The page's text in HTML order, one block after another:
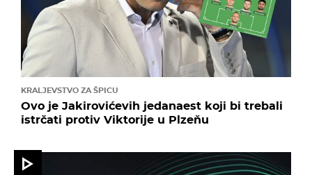
KRALJEVSTVO ZA ŠPICU
Ovo je Jakirovićevih jedanaest koji bi trebali
istrčati protiv Viktorije u Plzeňu